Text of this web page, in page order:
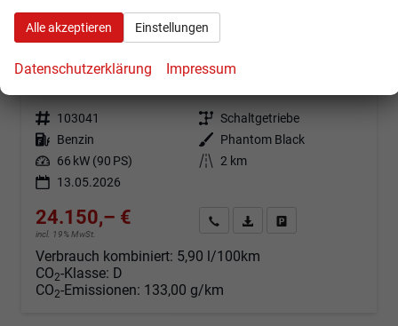
Hyundai BAYON
Fahrzeugnr. 103041 Getriebe Schaltgetriebe
Kraftstoff Benzin Außenfarbe
Phantom Black
Leistung 66 kW (90 PS) Kilometerstand 2 km
13.05.2026
24.150,– €
incl. 19% MwSt.
Angebot anfordern
Fahrzeugexpose (PDF)
Verbrauch kombiniert: 5,90 l/100km
CO2-Klasse: D
CO2-Emissionen: 133,00 g/km
Alle akzeptieren Einstellungen
Datenschutzerklärung Impressum